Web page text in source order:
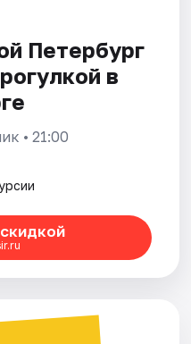
Петербург
в
• 21:00